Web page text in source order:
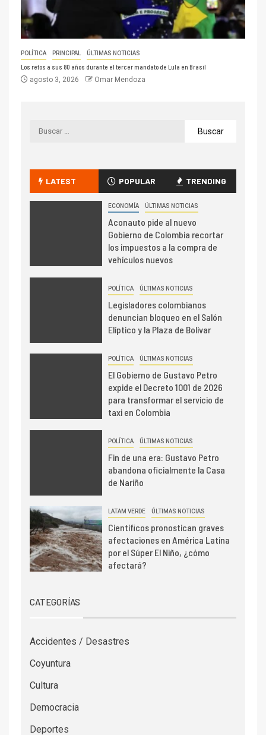
POLÍTICA PRINCIPAL ÚLTIMAS NOTICIAS
Los retos a sus 80 años durante el tercer mandato de Lula en Brasil
agosto 3, 2026 Omar Mendoza
LATEST POPULAR TRENDING
ECONOMÍA ÚLTIMAS NOTICIAS
Aconauto pide al nuevo
Gobierno de Colombia recortar
los impuestos a la compra de
vehículos nuevos
POLÍTICA ÚLTIMAS NOTICIAS
Legisladores colombianos
denuncian bloqueo en el Salón
Elíptico y la Plaza de Bolívar
POLÍTICA ÚLTIMAS NOTICIAS
El Gobierno de Gustavo Petro
expide el Decreto 1001 de 2026
para transformar el servicio de
taxi en Colombia
POLÍTICA ÚLTIMAS NOTICIAS
Fin de una era: Gustavo Petro
abandona oficialmente la Casa
de Nariño
LATAM VERDE ÚLTIMAS NOTICIAS
Científicos pronostican graves
afectaciones en América Latina
por el Súper El Niño, ¿cómo
afectará?
CATEGORÍAS
Accidentes / Desastres
Coyuntura
Cultura
Democracia
Deportes